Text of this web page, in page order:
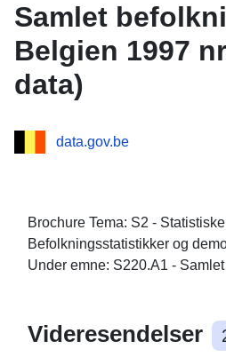
Samlet
Belgien 1997
data)
data.gov.be
Brochure Tema: S2 -
Befolkningsstatistikker og
Under emne: S220.A1 -
Videresendelser